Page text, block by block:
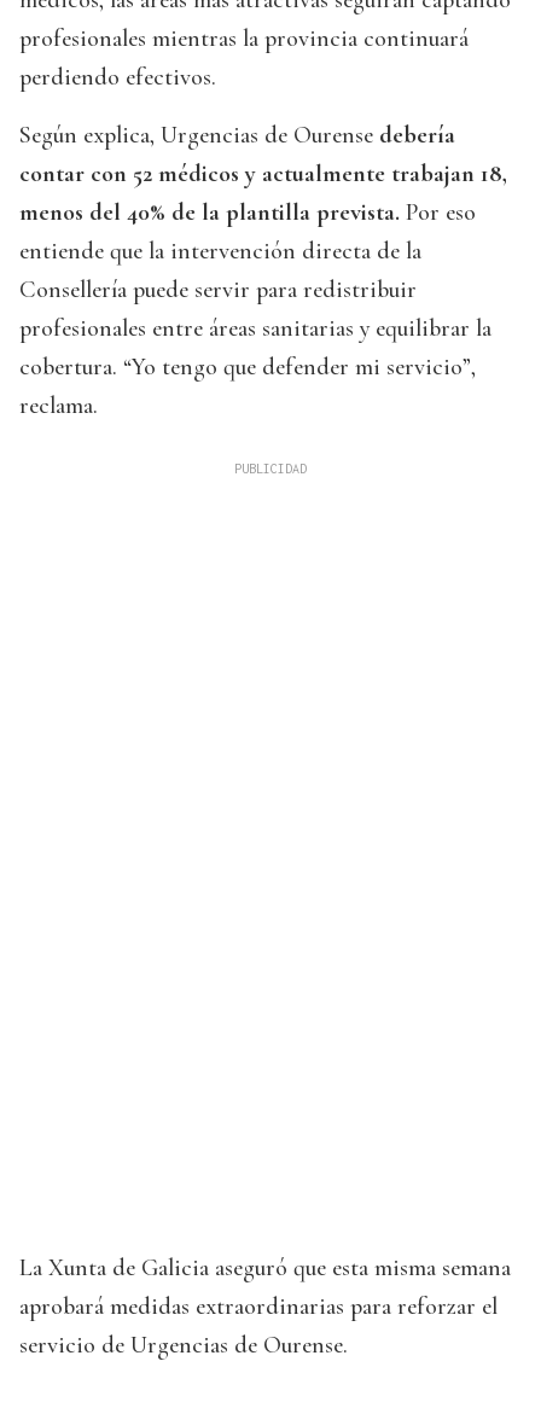
profesionales mientras la provincia continuará
perdiendo efectivos.
Según explica, Urgencias de Ourense debería
contar con 52 médicos y actualmente trabajan 18,
menos del 40% de la plantilla prevista. Por eso
entiende que la intervención directa de la
Consellería puede servir para redistribuir
profesionales entre áreas sanitarias y equilibrar la
cobertura. “Yo tengo que defender mi servicio”,
reclama.
La Xunta de Galicia aseguró que esta misma semana
aprobará medidas extraordinarias para reforzar el
servicio de Urgencias de Ourense.